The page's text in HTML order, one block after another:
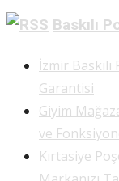
Share
Baskılı
İzmir
Garantisi
Giyim
ve
Kırtasiye